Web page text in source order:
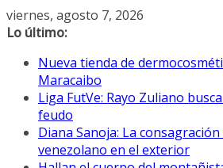
Saltar
al
viernes, agosto 7, 2026
Lo último:
Nueva tienda de
Maracaibo
Liga FutVe: Rayo Zuliano
feudo
Diana Sanoja: La
venezolano en el exterior